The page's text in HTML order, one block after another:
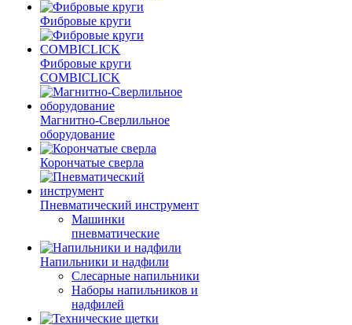
Фибровые круги
Фибровые круги
COMBICLICK
Магнитно-Сверлильное
оборудование
Корончатые сверла
Пневматический инструмент
Машинки
пневматические
Напильники и надфили
Слесарные напильники
Наборы напильников и
надфилей